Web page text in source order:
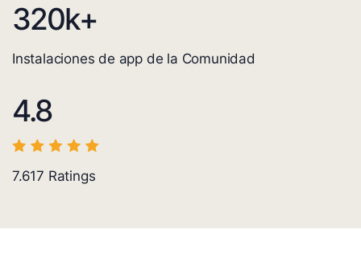
320k+
Instalaciones de app de la Comunidad
4.8
7.617 Ratings